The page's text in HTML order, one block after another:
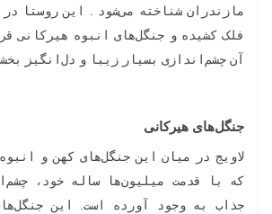
مازندران شناخته می‌شود . این روستا
فلک کشیده و جنگل‌های انبوه هیرکانی
آن چشم‌اندازی بسیار زیبا و دل‌انگیز
جنگل‌های هیرکانی
لاویج در میان این جنگل‌های کهن و
که با قدمت میلیون‌ها ساله خود،
جذاب به وجود آورده‌ است. این